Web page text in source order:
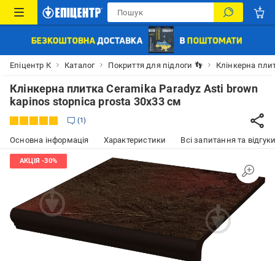
Епіцентр К Каталог Покриття для підлоги 👣 Клінкерна
Клінкерна плитка Ceramika Paradyz Asti brown
kapinos stopnica prosta 30x33 см
1
Основна інформація Характеристики Всі запитання та